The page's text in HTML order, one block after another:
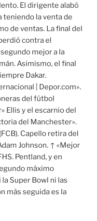
El dirigente alabó
teniendo la venta de
de ventas. La final del
contra el
mejor a la
Asimismo, el final
Dakar.
| Depor.com».
del fútbol
Ellis y el escarnio del
del Manchester».
Capello retira del
Johnson. ↑ «Mejor
Pentland, y en
máximo
Super Bowl ni las
más seguida es la